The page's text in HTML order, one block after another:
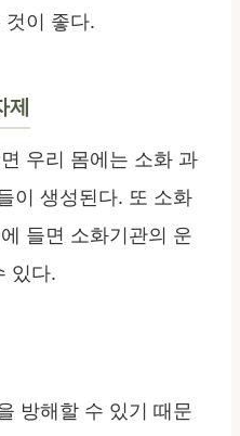
것이 좋다.
제
우리 몸에는 소화 과
이 생성된다. 또 소화
들면 소화기관의 운
있다.
방해할 수 있기 때문